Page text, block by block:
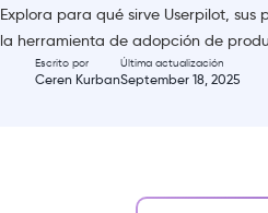
Explora para qué sirve Userpilot, sus
la herramienta de adopción de
Escrito por
Ceren Kurban
Última actualización
September 18, 2025